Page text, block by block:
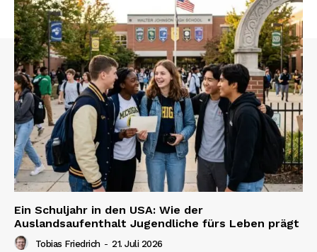
Ein Schuljahr in den USA: Wie der
Auslandsaufenthalt Jugendliche fürs Leben prägt
Tobias Friedrich - 21. Juli 2026